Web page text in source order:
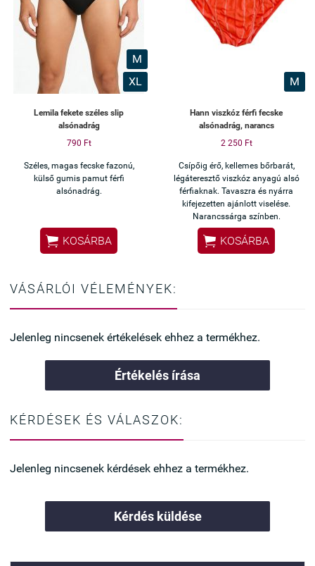
M
XL
Lemila fekete széles slip
alsónadrág
790 Ft
Széles, magas fecske fazonú,
külső gumis pamut férfi
alsónadrág.
 KOSÁRBA
M
Hann viszkóz férfi fecske
alsónadrág, narancs
2 250 Ft
Csípőig érő, kellemes bőrbarát,
légáteresztő viszkóz anyagú alsó
férfiaknak. Tavaszra és nyárra
kifejezetten ajánlott viselése.
Narancssárga színben.
 KOSÁRBA
VÁSÁRLÓI VÉLEMÉNYEK:
Jelenleg nincsenek értékelések ehhez a termékhez.
Értékelés írása
KÉRDÉSEK ÉS VÁLASZOK:
Jelenleg nincsenek kérdések ehhez a termékhez.
Kérdés küldése